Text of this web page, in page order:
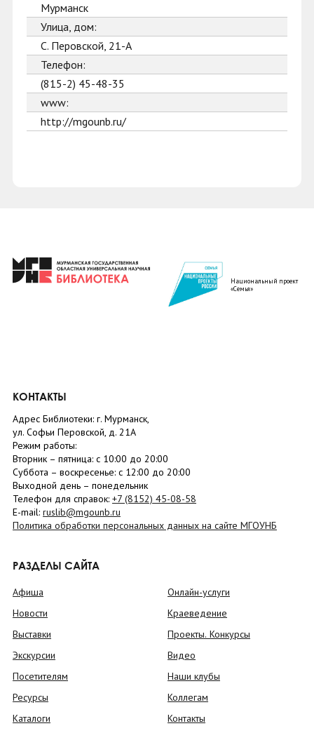
Мурманск
Улица, дом:
С. Перовской, 21-А
Телефон:
(815-2) 45-48-35
www:
http://mgounb.ru/
Национальный проект
«Семья»
КОНТАКТЫ
Адрес Библиотеки: г. Мурманск,
ул. Софьи Перовской, д. 21А
Режим работы:
Вторник – пятница: с 10:00 до 20:00
Суббота – воскресенье: c 12:00 до 20:00
Выходной день – понедельник
Телефон для справок: +7 (8152) 45-08-58
E-mail: ruslib@mgounb.ru
Политика обработки персональных данных на сайте МГОУНБ
РАЗДЕЛЫ САЙТА
Афиша
Новости
Выставки
Экскурсии
Посетителям
Ресурсы
Каталоги
Онлайн-услуги
Краеведение
Проекты. Конкурсы
Видео
Наши клубы
Коллегам
Контакты